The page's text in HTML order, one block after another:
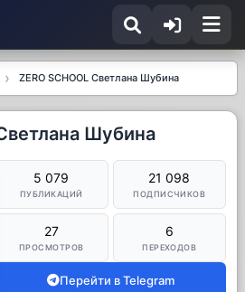
ZERO SCHOOL Светлана Шубина
Шубина
5 079
ПУБЛИКАЦИЙ
21 098
ПОДПИСЧИКОВ
27
ПРОСМОТРОВ
6
ПЕРЕХОДОВ
Перейти в Telegram